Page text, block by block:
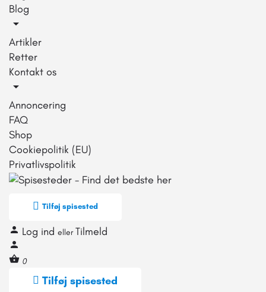
Blog
Artikler
Retter
Kontakt os
Annoncering
FAQ
Shop
Cookiepolitik (EU)
Privatlivspolitik
Tilføj spisested
Log ind eller Tilmeld
0
Tilføj spisested